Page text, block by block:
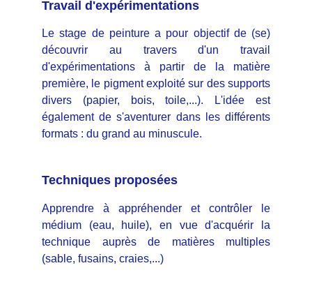
Travail d'expérimentations
Le stage de peinture a pour objectif de (se)
découvrir au travers d'un travail
d'expérimentations à partir de la matière
première, le pigment exploité sur des supports
divers (papier, bois, toile,...). L'idée est
également de s'aventurer dans les différents
formats : du grand au minuscule.
Apprendre à appréhender et contrôler le
médium (eau, huile), en vue d'acquérir la
technique auprès de matières multiples
(sable, fusains, craies,...)
Techniques proposées